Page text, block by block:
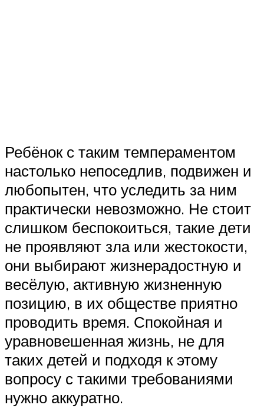
Ребёнок с таким темпераментом
настолько непоседлив, подвижен и
любопытен, что уследить за ним
практически невозможно. Не стоит
слишком беспокоиться, такие дети
не проявляют зла или жестокости,
они выбирают жизнерадостную и
весёлую, активную жизненную
позицию, в их обществе приятно
проводить время. Спокойная и
уравновешенная жизнь, не для
таких детей и подходя к этому
вопросу с такими требованиями
нужно аккуратно.